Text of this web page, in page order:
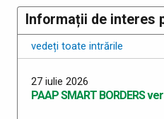
Informații de interes
vedeți toate intrările
27 iulie 2026
PAAP SMART BORDERS